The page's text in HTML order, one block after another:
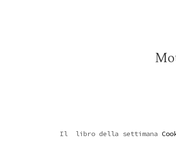
Il libro della settimana